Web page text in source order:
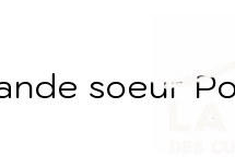
soeur